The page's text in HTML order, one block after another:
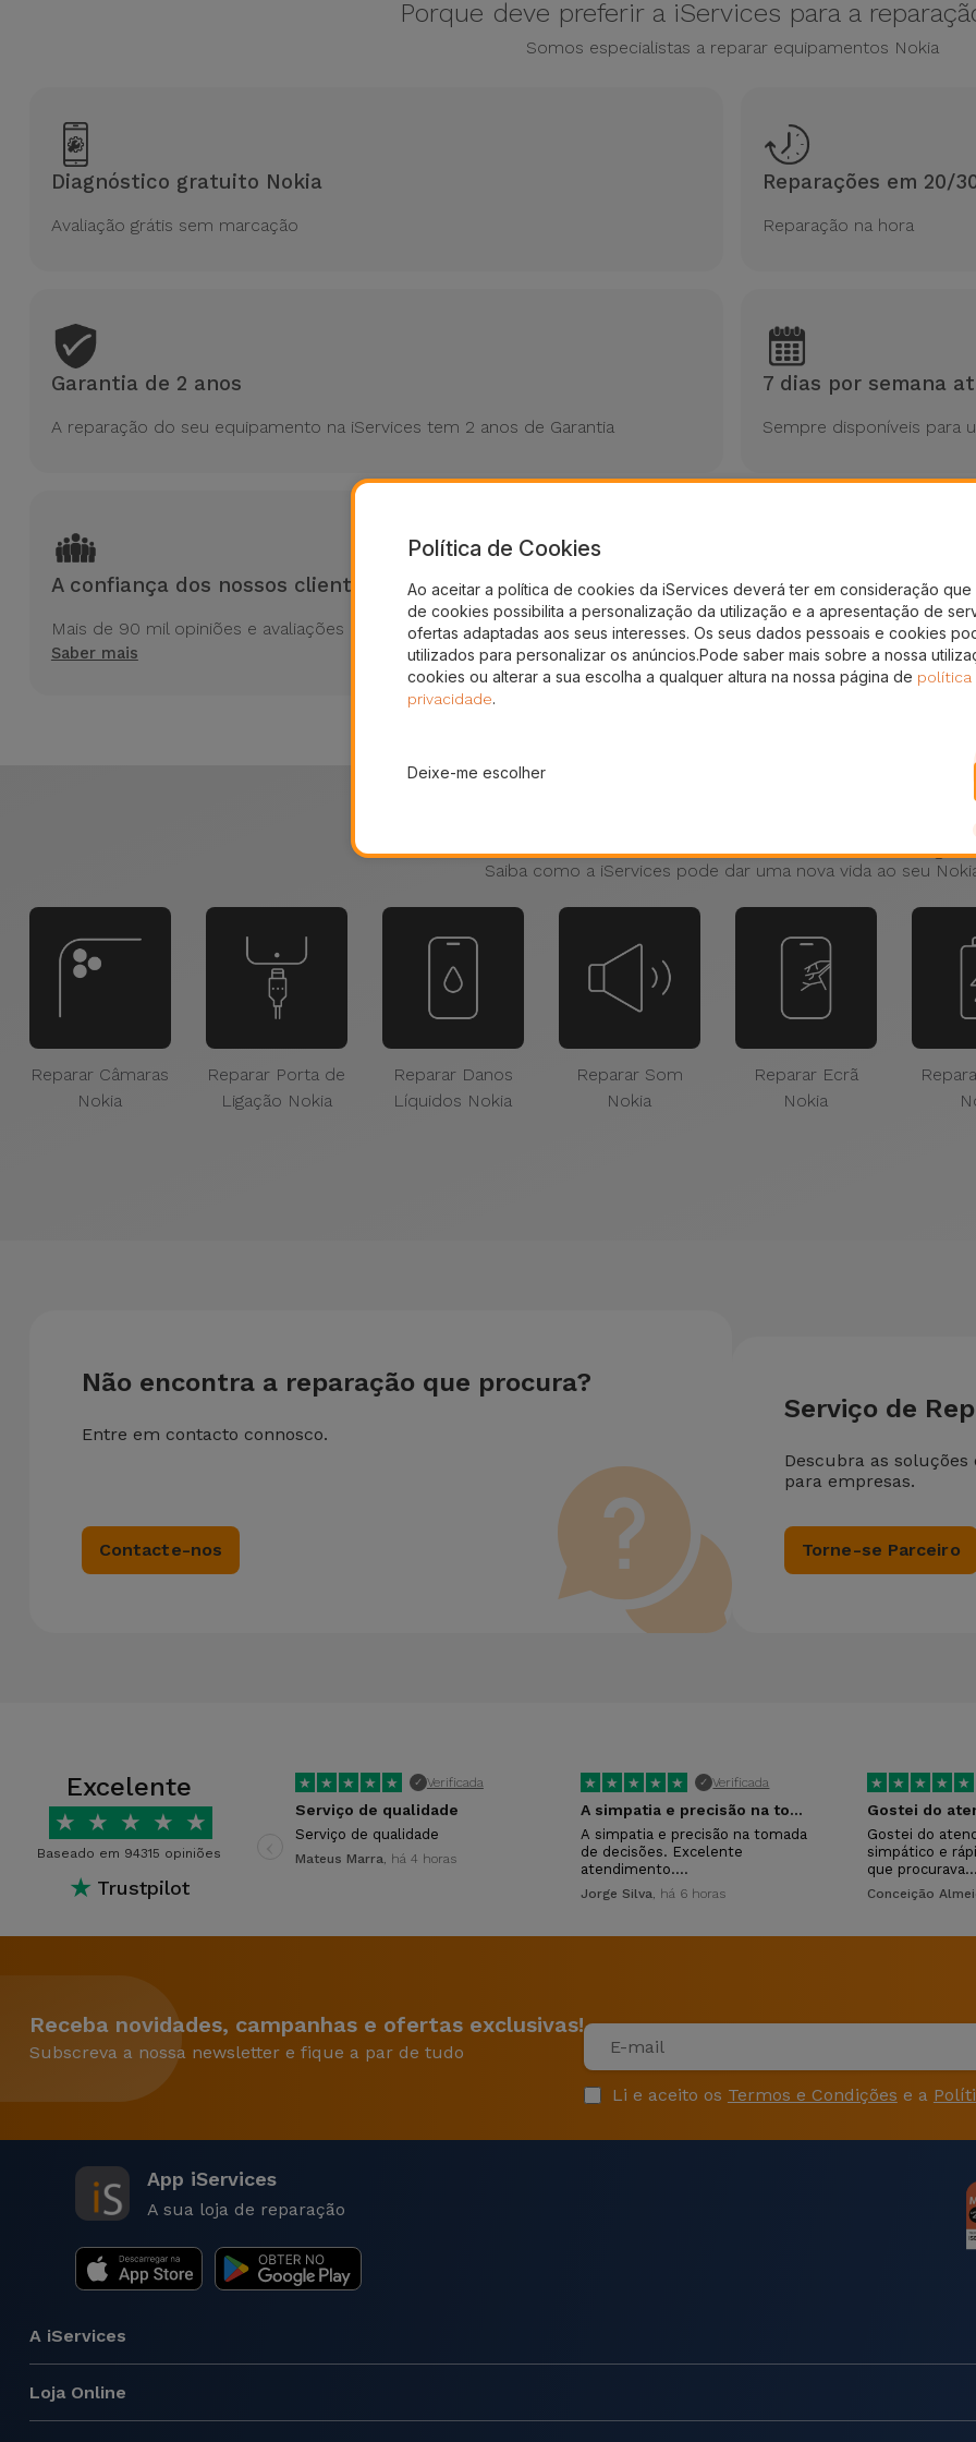
Acessórios
iPad e
Tablet
Ver
tudo
Porque deve preferir a iServices para a
Somos especialistas a reparar equipamentos Nokia
Diagnóstico gratuito Nokia
Avaliação grátis sem marcação
Reparações em 20/
Reparação na hora
Garantia de 2 anos
A reparação do seu equipamento na iServices tem 2 anos de Garantia
7 dias por semana
Sempre disponíveis para
A confiança dos nossos clientes
Mais de 90 mil opiniões e avaliações no Trustpilot
Saber mais
Partiu o Nokia? Tem a bateria do Nokia viciada? O seu Nokia desliga-
Saiba como a iServices pode dar uma nova vida ao seu
Reparar Câmaras
Nokia
Reparar Porta de
Ligação Nokia
Reparar Danos
Líquidos Nokia
Reparar Som
Nokia
Reparar Ecrã
Nokia
Não encontra a reparação que procura?
Entre em contacto connosco.
Contacte-nos
Serviço de
Descubra as
para empresas.
Torne-se Parceiro
Excelente
★ ★ ★ ★ ★
Baseado em 94315 opiniões
★ Trustpilot
★ ★ ★ ★ ★ ✓ Verificada
Serviço de qualidade
Serviço de qualidade
Mateus Marra, há 4 horas
★ ★ ★ ★ ★ ✓ Verificada
A simpatia e precisão na tomada de…
A simpatia e precisão na tomada
de decisões. Excelente
atendimento.…
Jorge Silva, há 6 horas
★ ★ ★ ★ ★
Gostei do
Gostei do
simpático e
que
Conceição
Receba novidades, campanhas e ofertas exclusivas!
Subscreva a nossa newsletter e fique a par de tudo
Li e aceito os Termos e Condições e a
App iServices
A sua loja de reparação
A iServices
Loja Online
Política de Cookies
Ao aceitar a política de cookies da iServices deverá ter em consideração que
de cookies possibilita a personalização da utilização e a apresentação de
ofertas adaptadas aos seus interesses. Os seus dados pessoais e cookies
utilizados para personalizar os anúncios.Pode saber mais sobre a nossa
cookies ou alterar a sua escolha a qualquer altura na nossa página de política
privacidade.
Deixe-me escolher